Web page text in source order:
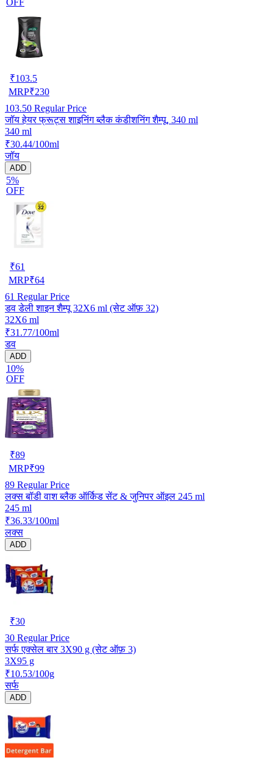
₹103.5
MRP₹230
103.50 Regular Price
जॉय हेयर फ्रूट्स शाइनिंग ब्लैक कंडीशनिंग शैम्पू, 340 ml
340 ml
₹30.44/100ml
जॉय
ADD
5%
OFF
₹61
MRP₹64
61 Regular Price
डव डेली शाइन शैम्पू 32X6 ml (सेट ऑफ़ 32)
32X6 ml
₹31.77/100ml
डव
ADD
10%
OFF
₹89
MRP₹99
89 Regular Price
लक्स बॉडी वाश ब्लैक ऑर्किड सेंट & जुनिपर ऑइल 245 ml
245 ml
₹36.33/100ml
लक्स
ADD
₹30
30 Regular Price
सर्फ एक्सेल बार 3X90 g (सेट ऑफ़ 3)
3X95 g
₹10.53/100g
सर्फ
ADD